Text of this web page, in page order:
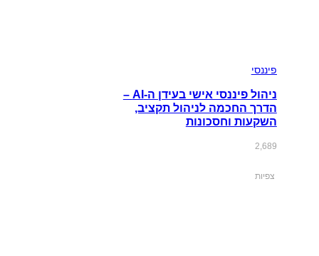
פיננסי
ניהול פיננסי אישי בעידן ה-AI –
הדרך החכמה לניהול תקציב,
השקעות וחסכונות
2,689
צפיות